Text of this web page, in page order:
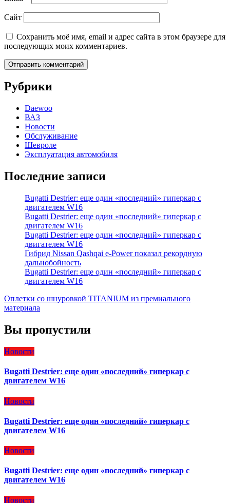
Сайт
Сохранить моё имя, email и адрес сайта в этом браузере для
последующих моих комментариев.
Рубрики
Daewoo
ВАЗ
Новости
Обслуживание
Шевроле
Эксплуатация автомобиля
Последние записи
Bugatti Destrier: еще один «последний» гиперкар с
двигателем W16
Bugatti Destrier: еще один «последний» гиперкар с
двигателем W16
Bugatti Destrier: еще один «последний» гиперкар с
двигателем W16
Гибрид Nissan Qashqai e-Power показал рекордную
дальнобойность
Bugatti Destrier: еще один «последний» гиперкар с
двигателем W16
Оплетки со шнуровкой TITANIUM из премиального
материала
Вы пропустили
Новости
Bugatti Destrier: еще один «последний» гиперкар с
двигателем W16
Новости
Bugatti Destrier: еще один «последний» гиперкар с
двигателем W16
Новости
Bugatti Destrier: еще один «последний» гиперкар с
двигателем W16
Новости